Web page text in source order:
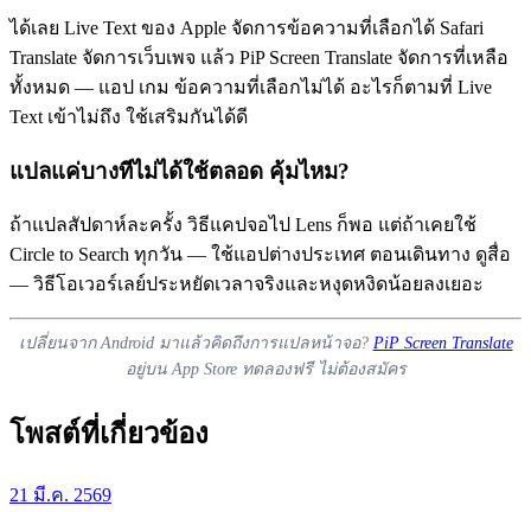
ได้เลย Live Text ของ Apple จัดการข้อความที่เลือกได้ Safari
Translate จัดการเว็บเพจ แล้ว PiP Screen Translate จัดการที่เหลือ
ทั้งหมด — แอป เกม ข้อความที่เลือกไม่ได้ อะไรก็ตามที่ Live
Text เข้าไม่ถึง ใช้เสริมกันได้ดี
แปลแค่บางทีไม่ได้ใช้ตลอด คุ้มไหม?
ถ้าแปลสัปดาห์ละครั้ง วิธีแคปจอไป Lens ก็พอ แต่ถ้าเคยใช้
Circle to Search ทุกวัน — ใช้แอปต่างประเทศ ตอนเดินทาง ดูสื่อ
— วิธีโอเวอร์เลย์ประหยัดเวลาจริงและหงุดหงิดน้อยลงเยอะ
เปลี่ยนจาก Android มาแล้วคิดถึงการแปลหน้าจอ? PiP Screen Translate
อยู่บน App Store ทดลองฟรี ไม่ต้องสมัคร
โพสต์ที่เกี่ยวข้อง
21 มี.ค. 2569